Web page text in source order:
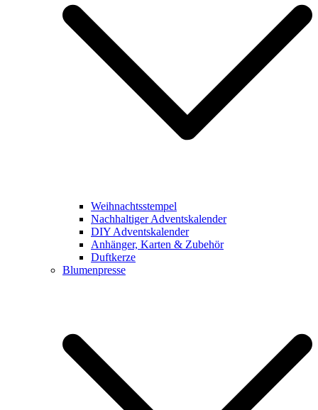
Weihnachtsstempel
Nachhaltiger Adventskalender
DIY Adventskalender
Anhänger, Karten & Zubehör
Duftkerze
Blumenpresse